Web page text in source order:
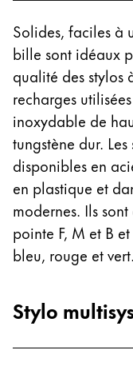
Solides, faciles à
bille sont idéaux
qualité des stylos
recharges
inoxydable de
tungstène dur.
disponibles en
en plastique et
modernes. Ils
pointe F, M et B
bleu, rouge et vert.
Stylo